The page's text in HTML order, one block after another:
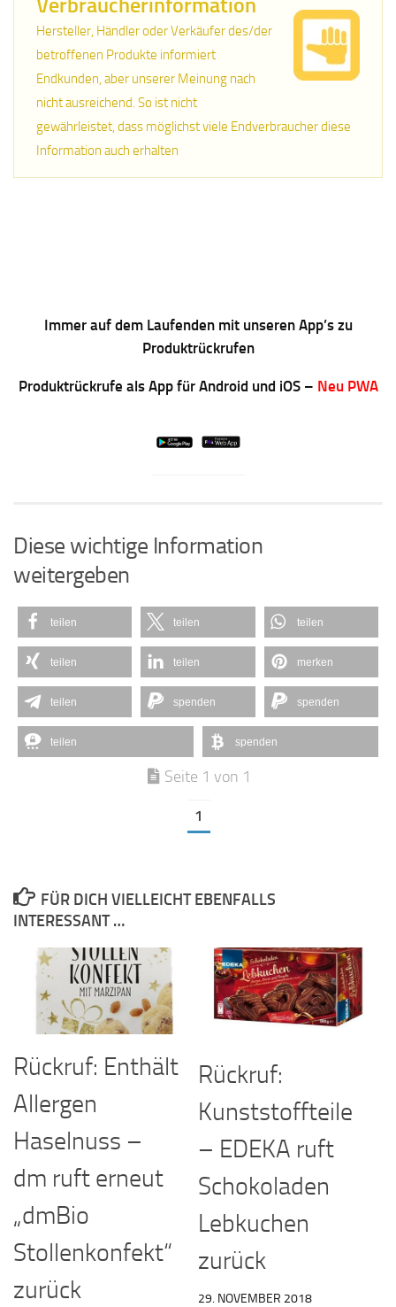
Hersteller, Händler oder Verkäufer des/der
betroffenen Produkte informiert
Endkunden, aber unserer Meinung nach
nicht ausreichend. So ist nicht
gewährleistet, dass möglichst viele Endverbraucher diese
Information auch erhalten
Immer auf dem Laufenden mit unseren App’s zu
Produktrückrufen
Produktrückrufe als App für Android und iOS – Neu PWA
Diese wichtige Information
weitergeben
teilen teilen teilen
teilen teilen merken
teilen spenden spenden
teilen spenden
Seite 1 von 1
1
FÜR DICH VIELLEICHT EBENFALLS
INTERESSANT …
Rückruf: Enthält
Allergen
Haselnuss –
dm ruft erneut
„dmBio
Stollenkonfekt“
zurück
Rückruf:
Kunststoffteile
– EDEKA ruft
Schokoladen
Lebkuchen
zurück
29. NOVEMBER 2018